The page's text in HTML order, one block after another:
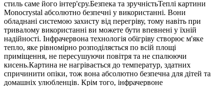
стиль саме його інтер'єру.Безпека та зручністьТеплі картини
Monocrystal абсолютно безпечні у використанні. Вони
обладнані системою захисту від перегріву, тому навіть при
тривалому використанні ви можете бути впевнені у їхній
надійності. Інфрачервона технологія обігріву створює м'яке
тепло, яке рівномірно розподіляється по всій площі
приміщення, не пересушуючи повітря та не спалюючи
кисень.Картина не нагрівається до температур, здатних
спричинити опіки, тож вона абсолютно безпечна для дітей та
домашніх улюбленців. Крім того, інфрачервоне